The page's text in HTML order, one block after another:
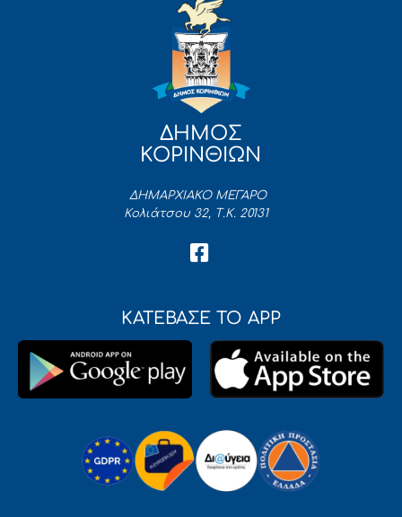
ΔΗΜΟΣ
ΚΟΡΙΝΘΙΩΝ
ΔΗΜΑΡΧΙΑΚΟ ΜΕΓΑΡΟ
Κολιάτσου 32, Τ.Κ. 20131
ΚΑΤΕΒΑΣΕ ΤΟ APP